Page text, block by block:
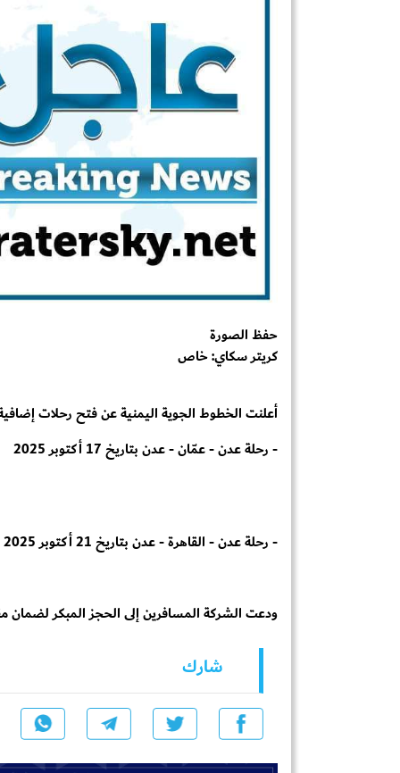
حفظ الصورة
كريتر سكاي: خاص
أعلنت الخطوط الجوية اليمنية عن فتح رحلات
- رحلة عدن - عمّان - عدن بتاريخ 17 أكتوبر 2025
- رحلة عدن - القاهرة - عدن بتاريخ 21 أكتوبر 2025
ودعت الشركة المسافرين إلى الحجز المبكر لضمان
شارك